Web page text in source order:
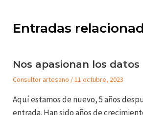
Entradas
Nos apasionan los datos
Consultor artesano / 11 octubre, 2023
Aquí estamos de nuevo, 5 años
entrada. Han sido años de